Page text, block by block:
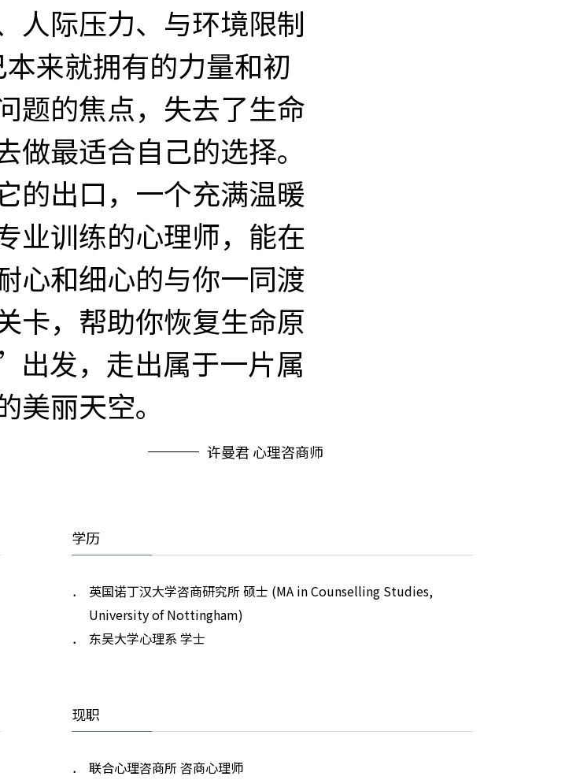
人际压力、与环境限制
来就拥有的力量和初
题的焦点，失去了生命
做最适合自己的选择。
的出口，一个充满温暖
业训练的心理师，能在
心和细心的与你一同渡
卡，帮助你恢复生命原
发，走出属于一片属
美丽天空。
许曼君 心理咨商师
学历
英国诺丁汉大学咨商研究所 硕士 (MA in Counselling Studies,
University of Nottingham)
东吴大学心理系 学士
现职
联合心理咨商所 咨商心理师